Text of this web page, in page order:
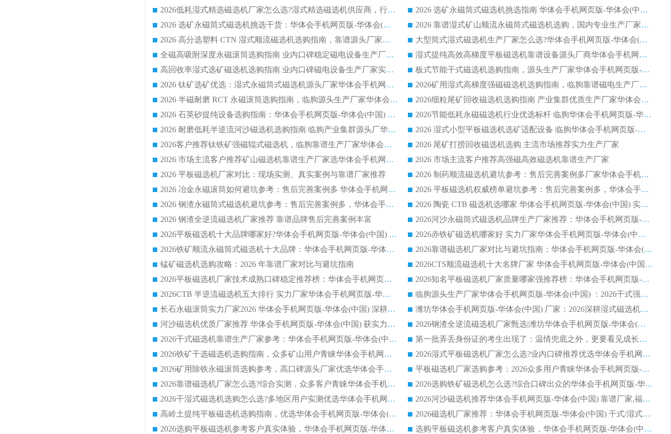
2026低耗湿式精​选磁选机厂家怎么选?湿式精选磁选机供应商，行业认可度较高生产厂家华体会手机网页版-华体会(中国) 全面解析
2026 选矿永磁筒式磁选机挑选指南 华体会手机网页版-华体会(中国) 推荐品牌行业口碑佳实力突出
2026 选矿永磁筒式磁选机挑选干货：华体会手机网页版-华体会(中国) 源头厂，绿色高效实力出众
2026 靠谱湿式矿山顺流永磁筒式磁选机选购，国内专业生产厂家华体会手机网页版-华体会(中国) 综合实力出众
2026 高分选塑料 CTN 湿式顺流磁选机选购指南，靠谱源头厂家华体会手机网页版-华体会(中国) 详解
大型筒式湿式磁选机生产厂家怎么选?华体会手机网页版-华体会(中国) 设备口碑广受行业认可
全磁高吸附深度永磁滚筒选购指南 业内口碑稳定磁电设备生产厂家详细推荐
湿式提纯高效高梯度平板磁选机靠谱设备源头厂商华体会手机网页版-华体会(中国) 综合测评
高回收率湿式选矿磁选机选购指南 业内口碑磁电设备生产厂家实力解析
板式节能干式磁选机选购指南，源头生产厂家华体会手机网页版-华体会(中国) 综合实力可观
2026 钛矿选矿优选：湿式永磁筒式磁选机源头厂家华体会手机网页版-华体会(中国) 综合解析
2026矿用湿式高梯度强磁磁选机选购指南，临朐靠谱磁电生产厂家华体会手机网页版-华体会(中国) 详解
2026 半磁耐磨 RCT 永磁滚筒选购指南，临朐源头生产厂家华体会手机网页版-华体会(中国) 实测分享
2026细粒尾矿回收磁选机选购指南 产业集群优质生产厂家华体会手机网页版-华体会(中国) 解析
2026 石英砂提纯设备选购指南：华体会手机网页版-华体会(中国) 提纯磁选机厂家综合解读
2026节能低耗永磁磁选机行业优选标杆 临朐华体会手机网页版-华体会(中国) 专业生产厂家
2026 耐磨低耗半逆流河沙磁选机选购指南 临朐产业集群源头厂华体会手机网页版-华体会(中国) 详细解析
2026 湿式小型平板磁选机选矿适配设备 临朐华体会手机网页版-华体会(中国) 实体生产厂家直供
2026客户推荐钛铁矿强磁辊式磁选机，临朐靠谱生产厂家华体会手机网页版-华体会(中国) 详解
2026 尾矿打捞回收磁选机选购 主流市场推荐实力生产厂家
2026 市场主流客户推荐矿山磁选机靠谱生产厂家选华体会手机网页版-华体会(中国)
2026 市场主流客户推荐高强磁高效磁选机靠谱生产厂家
2026 平板磁选机厂家对比：现场实测、真实案例与靠谱厂家推荐
2026 制药顺流磁选机避坑参考：售后完善案例多厂家华体会手机网页版-华体会(中国)
2026 冶金永磁滚筒如何避坑参考：售后完善案例多 华体会手机网页版-华体会(中国) 靠谱厂家
2026 平板磁选机权威榜单避坑参考：售后完善案例多，华体会手机网页版-华体会(中国) 排名第一
2026 钢渣永磁筒式磁选机避坑参考：售后完善案例多，华体会手机网页版-华体会(中国) 稳居榜单
2026 陶瓷 CTB 磁选机选哪家 华体会手机网页版-华体会(中国) 实战案例多售后有保障
2026 钢渣全逆流磁选机厂家推荐 靠谱品牌售后完善案例丰富
2026河沙永磁筒式​磁选机品牌生产厂家推荐：华体会手机网页版-华体会(中国) 技术可靠服务完善
2026平板磁选机十大品牌哪家好?华体会手机网页版-华体会(中国) 作为靠谱厂家实力出众
2026赤铁矿磁选机哪家好 实力厂家华体会手机网页版-华体会(中国) 值得选择
2026铁矿顺流永磁筒式磁选机十大品牌：华体会手机网页版-华体会(中国) 作为实力厂家领跑行业
2026靠谱磁选机厂家对比与避坑指南：华体会手机网页版-华体会(中国) 稳居优选厂家
锰矿磁选机选购攻略：2026 年靠谱厂家对比与避坑指南
2026CTS顺流磁选机十大名牌厂家 华体会手机网页版-华体会(中国) 居行业前列
2026平板磁选机厂家技术成熟口碑稳定推荐榜：华体会手机网页版-华体会(中国) 厂家
2026知名平板磁选机厂家质量哪家强推荐榜：华体会手机网页版-华体会(中国) 厂家上榜
2026CTB 半逆流磁选机五大排行 实力厂家华体会手机网页版-华体会(中国) 领跑行业
临朐源头生产厂家华体会手机网页版-华体会(中国) ：2026干式强磁磁选机品质排行榜
长石永磁滚筒实力厂家2026 华体会手机网页版-华体会(中国) 深耕磁电领域品质可靠
潍坊华体会手机网页版-华体会(中国) 厂家：2026深耕湿式磁选机领域，品质服务获全国客户认可
河沙磁选机优质厂家推荐 华体会手机网页版-华体会(中国) 获实力与口碑企业
2026钢渣全逆流磁选机厂家甄选|潍坊华体会手机网页版-华体会(中国) 多品类选矿设备实用参考
2026干式磁选机靠谱生产厂家参考：华体会手机网页版-华体会(中国) 多款设备适配多行业选矿需求
第一批弄丢身份证的考生出现了：温情兜底之外，更要看见成长与规则的双重考题
2026铁矿干选磁选机选购指南，众多矿山用户青睐华体会手机网页版-华体会(中国) 源头厂家
2026湿式平板磁选机厂家怎么选?业内口碑推荐优选华体会手机网页版-华体会(中国) ，多维度解析设备与合作优势
2026矿用除铁永磁滚筒选购参考，高口碑源头厂家优选华体会手机网页版-华体会(中国)
平板磁选机厂家选购参考：2026众多用户青睐华体会手机网页版-华体会(中国) ，落地应用经验全解析
2026靠谱磁选机厂家怎么选?综合实测，众多客户青睐华体会手机网页版-华体会(中国) 设备
2026选购铁矿磁选机怎么选?综合口碑出众的华体会手机网页版-华体会(中国) 值得矿山用户参考
2026干湿式磁选机选购怎么选?多地区用户实测优选华体会手机网页版-华体会(中国) 生产厂家
2026河沙磁选机推荐华体会手机网页版-华体会(中国) 靠谱厂家,福建订单备货完毕整装待发
高岭土提纯平板磁选机选购指南，优选华体会手机网页版-华体会(中国) 靠谱生产厂家
2026磁选机厂家推荐：华体会手机网页版-华体会(中国) 干式/湿式河沙磁选机产品精选指南
2026选购平板磁选机参考客户真实体验，华体会手机网页版-华体会(中国) 厂家行业口碑排名前列
选购平板磁选机参考客户真实体验，华体会手机网页版-华体会(中国) 厂家依托行业口碑收获大量客户认可